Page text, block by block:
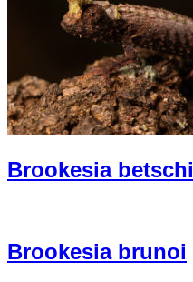
Brookesia betschi
Brookesia brunoi